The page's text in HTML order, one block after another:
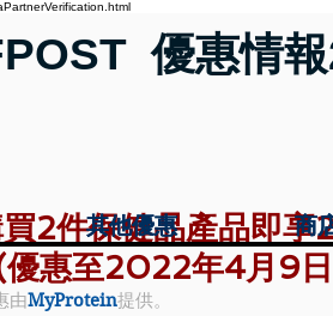
優惠情
其他優惠 商
其他優惠 商
2件保健品產品即享
優惠至2022年4月9
由MyProtein提供。